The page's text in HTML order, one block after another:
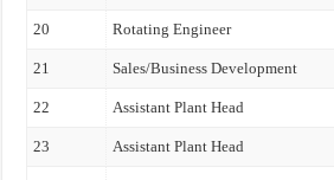
20 Rotating Engineer
21 Sales/Business Development
22 Assistant Plant Head
23 Assistant Plant Head